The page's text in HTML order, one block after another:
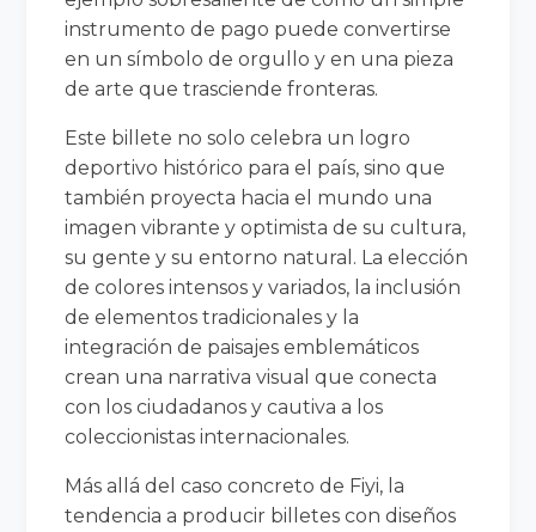
instrumento de pago puede convertirse
en un símbolo de orgullo y en una pieza
de arte que trasciende fronteras.
Este billete no solo celebra un logro
deportivo histórico para el país, sino que
también proyecta hacia el mundo una
imagen vibrante y optimista de su cultura,
su gente y su entorno natural. La elección
de colores intensos y variados, la inclusión
de elementos tradicionales y la
integración de paisajes emblemáticos
crean una narrativa visual que conecta
con los ciudadanos y cautiva a los
coleccionistas internacionales.
Más allá del caso concreto de Fiyi, la
tendencia a producir billetes con diseños